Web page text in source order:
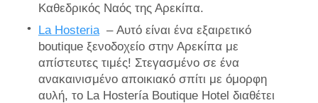
Καθεδρικός Ναός της Αρεκίπα.
La Hosteria– Αυτό είναι ένα εξαιρετικό
boutique ξενοδοχείο στην Αρεκίπα με
απίστευτες τιμές! Στεγασμένο σε ένα
ανακαινισμένο αποικιακό σπίτι με όμορφη
αυλή, το La Hostería Boutique Hotel διαθέτει